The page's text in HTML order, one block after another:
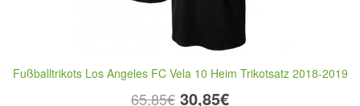
Fußballtrikots Los Angeles FC Vela 10 Heim Trikotsatz 2018-2019
65,85€ 30,85€